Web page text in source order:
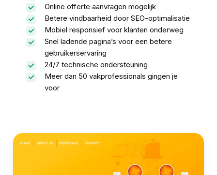
Online offerte aanvragen mogelijk
Betere vindbaarheid door SEO-optimalisatie
Mobiel responsief voor klanten onderweg
Snel ladende pagina’s voor een betere
gebruikerservaring
24/7 technische ondersteuning
Meer dan 50 vakprofessionals gingen je
voor